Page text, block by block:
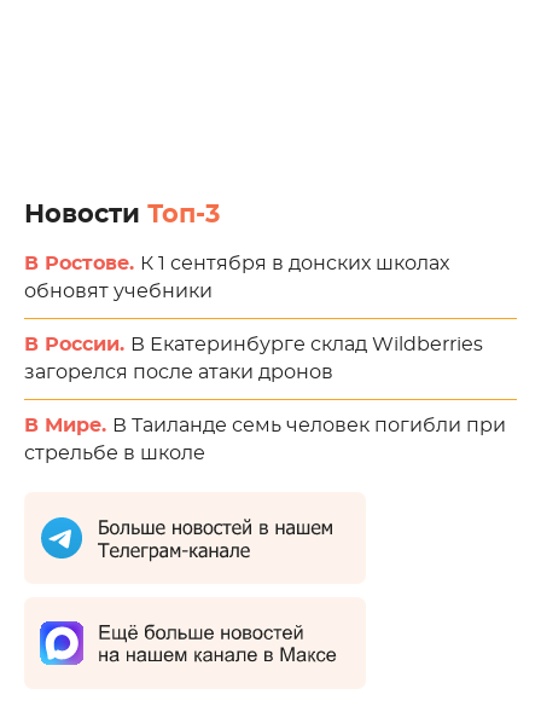
Новости Топ-3
В Ростове. К 1 сентября в донских школах
обновят учебники
В России. В Екатеринбурге склад Wildberries
загорелся после атаки дронов
В Мире. В Таиланде семь человек погибли при
стрельбе в школе